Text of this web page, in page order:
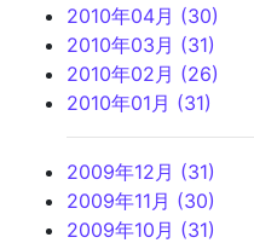
2010年04月 (30)
2010年03月 (31)
2010年02月 (26)
2010年01月 (31)
2009年12月 (31)
2009年11月 (30)
2009年10月 (31)